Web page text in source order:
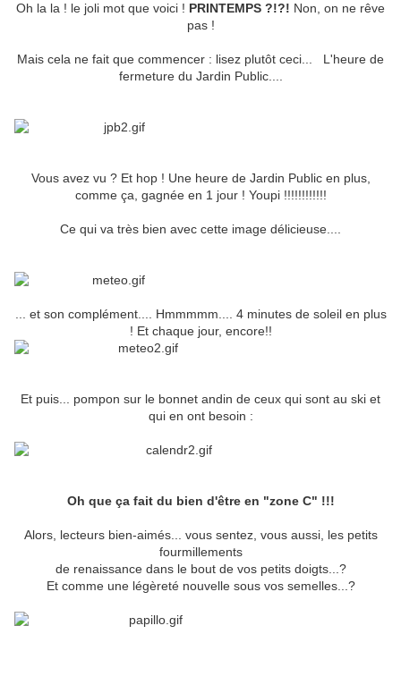
Oh la la ! le joli mot que voici ! PRINTEMPS ?!?! Non, on ne rêve
pas !
Mais cela ne fait que commencer : lisez plutôt ceci... L'heure de
fermeture du Jardin Public....
Vous avez vu ? Et hop ! Une heure de Jardin Public en plus,
comme ça, gagnée en 1 jour ! Youpi !!!!!!!!!!!!
Ce qui va très bien avec cette image délicieuse....
... et son complément.... Hmmmmm.... 4 minutes de soleil en plus
! Et chaque jour, encore!!
Et puis... pompon sur le bonnet andin de ceux qui sont au ski et
qui en ont besoin :
Oh que ça fait du bien d'être en "zone C" !!!
Alors, lecteurs bien-aimés... vous sentez, vous aussi, les petits
fourmillements
de renaissance dans le bout de vos petits doigts...?
Et comme une légèreté nouvelle sous vos semelles...?